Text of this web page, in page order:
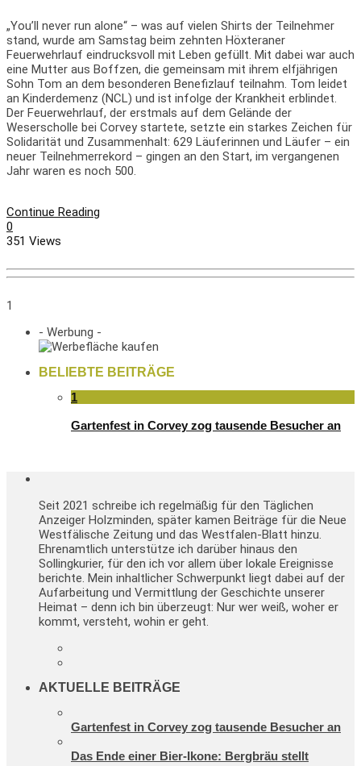
„You’ll never run alone“ – was auf vielen Shirts der Teilnehmer
stand, wurde am Samstag beim zehnten Höxteraner
Feuerwehrlauf eindrucksvoll mit Leben gefüllt. Mit dabei war auch
eine Mutter aus Boffzen, die gemeinsam mit ihrem elfjährigen
Sohn Tom an dem besonderen Benefizlauf teilnahm. Tom leidet
an Kinderdemenz (NCL) und ist infolge der Krankheit erblindet.
Der Feuerwehrlauf, der erstmals auf dem Gelände der
Weserscholle bei Corvey startete, setzte ein starkes Zeichen für
Solidarität und Zusammenhalt: 629 Läuferinnen und Läufer – ein
neuer Teilnehmerrekord – gingen an den Start, im vergangenen
Jahr waren es noch 500.
Continue Reading
0
351 Views
1
- Werbung -
BELIEBTE BEITRÄGE
1
Gartenfest in Corvey zog tausende Besucher an
Seit 2021 schreibe ich regelmäßig für den Täglichen
Anzeiger Holzminden, später kamen Beiträge für die Neue
Westfälische Zeitung und das Westfalen-Blatt hinzu.
Ehrenamtlich unterstütze ich darüber hinaus den
Sollingkurier, für den ich vor allem über lokale Ereignisse
berichte. Mein inhaltlicher Schwerpunkt liegt dabei auf der
Aufarbeitung und Vermittlung der Geschichte unserer
Heimat – denn ich bin überzeugt: Nur wer weiß, woher er
kommt, versteht, wohin er geht.
AKTUELLE BEITRÄGE
Gartenfest in Corvey zog tausende Besucher an
Das Ende einer Bier-Ikone: Bergbräu stellt